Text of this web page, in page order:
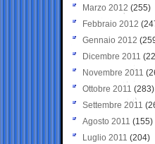
Marzo 2012 (255)
Febbraio 2012
Gennaio 2012
Dicembre 2011
Novembre 2011
Ottobre 2011 (283)
Settembre 2011
Agosto 2011 (155)
Luglio 2011 (204)